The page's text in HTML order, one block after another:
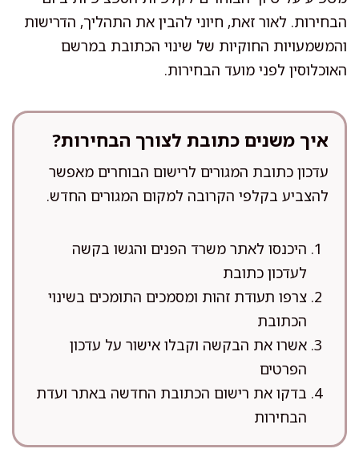
הבחירות. לאור זאת, חיוני להבין את התהליך, הדרישות
והמשמעויות החוקיות של שינוי הכתובת במרשם
האוכלוסין לפני מועד הבחירות.
איך משנים כתובת לצורך הבחירות?
עדכון כתובת המגורים לרישום הבוחרים מאפשר
להצביע בקלפי הקרובה למקום המגורים החדש.
היכנסו לאתר משרד הפנים והגשו בקשה
לעדכון כתובת
צרפו תעודת זהות ומסמכים התומכים בשינוי
הכתובת
אשרו את הבקשה וקבלו אישור על עדכון
הפרטים
בדקו את רישום הכתובת החדשה באתר ועדת
הבחירות